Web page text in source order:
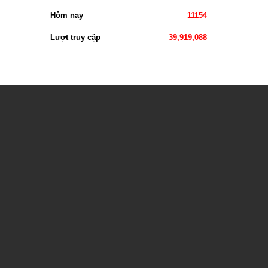
Hôm nay 11154
Lượt truy cập 39,919,088